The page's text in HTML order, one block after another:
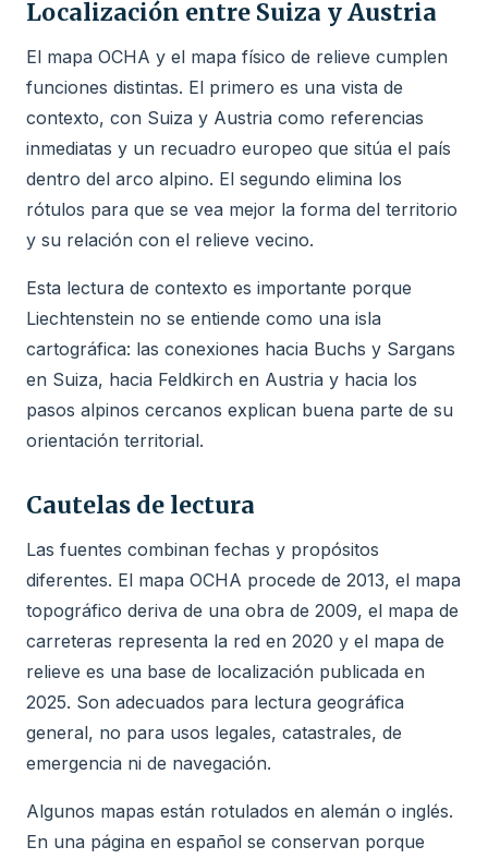
Localización entre Suiza y Austria
El mapa OCHA y el mapa físico de relieve cumplen
funciones distintas. El primero es una vista de
contexto, con Suiza y Austria como referencias
inmediatas y un recuadro europeo que sitúa el país
dentro del arco alpino. El segundo elimina los
rótulos para que se vea mejor la forma del territorio
y su relación con el relieve vecino.
Esta lectura de contexto es importante porque
Liechtenstein no se entiende como una isla
cartográfica: las conexiones hacia Buchs y Sargans
en Suiza, hacia Feldkirch en Austria y hacia los
pasos alpinos cercanos explican buena parte de su
orientación territorial.
Cautelas de lectura
Las fuentes combinan fechas y propósitos
diferentes. El mapa OCHA procede de 2013, el mapa
topográfico deriva de una obra de 2009, el mapa de
carreteras representa la red en 2020 y el mapa de
relieve es una base de localización publicada en
2025. Son adecuados para lectura geográfica
general, no para usos legales, catastrales, de
emergencia ni de navegación.
Algunos mapas están rotulados en alemán o inglés.
En una página en español se conservan porque